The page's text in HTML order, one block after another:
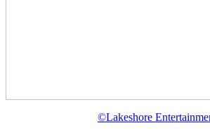
©Lakeshore